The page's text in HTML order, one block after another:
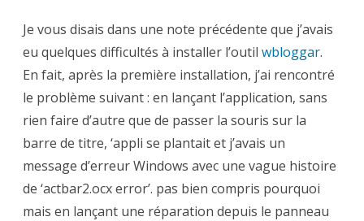
outrepasser
le
message
« Invalid
Tools
Collection
Index »
Je vous disais dans une note précédente que j’avais
eu quelques difficultés à installer l’outil wbloggar.
En fait, après la première installation, j’ai rencontré
le problème suivant : en lançant l’application, sans
rien faire d’autre que de passer la souris sur la
barre de titre, ‘appli se plantait et j’avais un
message d’erreur Windows avec une vague histoire
de ‘actbar2.ocx error’. pas bien compris pourquoi
mais en lançant une réparation depuis le panneau